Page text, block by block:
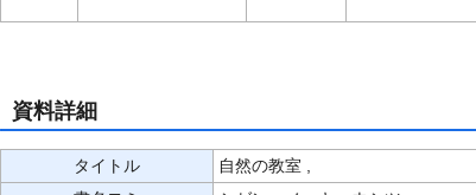
資料詳細
タイトル
自然の教室 ,